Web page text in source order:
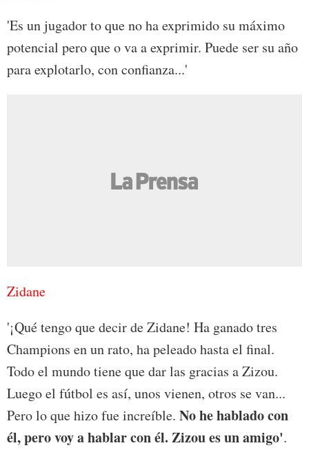
'Es un jugador to que no ha exprimido su máximo
potencial pero que o va a exprimir. Puede ser su año
para explotarlo, con confianza...'
Zidane
'¡Qué tengo que decir de Zidane! Ha ganado tres
Champions en un rato, ha peleado hasta el final.
Todo el mundo tiene que dar las gracias a Zizou.
Luego el fútbol es así, unos vienen, otros se van...
Pero lo que hizo fue increíble. No he hablado con
él, pero voy a hablar con él. Zizou es un amigo'.